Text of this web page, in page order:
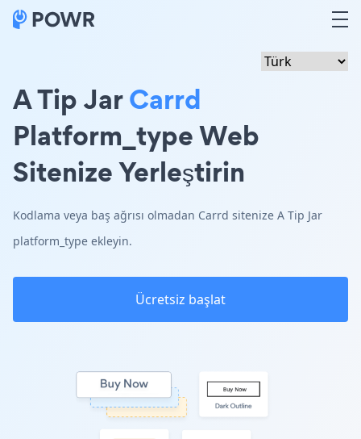
A Tip JarCarrd
Platform_type Web
Sitenize Yerleştirin
Kodlama veya baş ağrısı olmadan Carrd sitenize A Tip Jar
platform_type ekleyin.
Ücretsiz başlat